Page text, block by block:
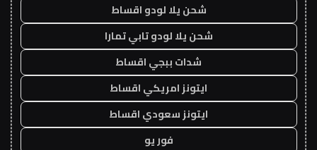
شحن يلا لودو اقساط
شحن يلا لودو تابي تمارا
شدات ببجي اقساط
ايتونز امريكي اقساط
ايتونز سعودي اقساط
فور يو